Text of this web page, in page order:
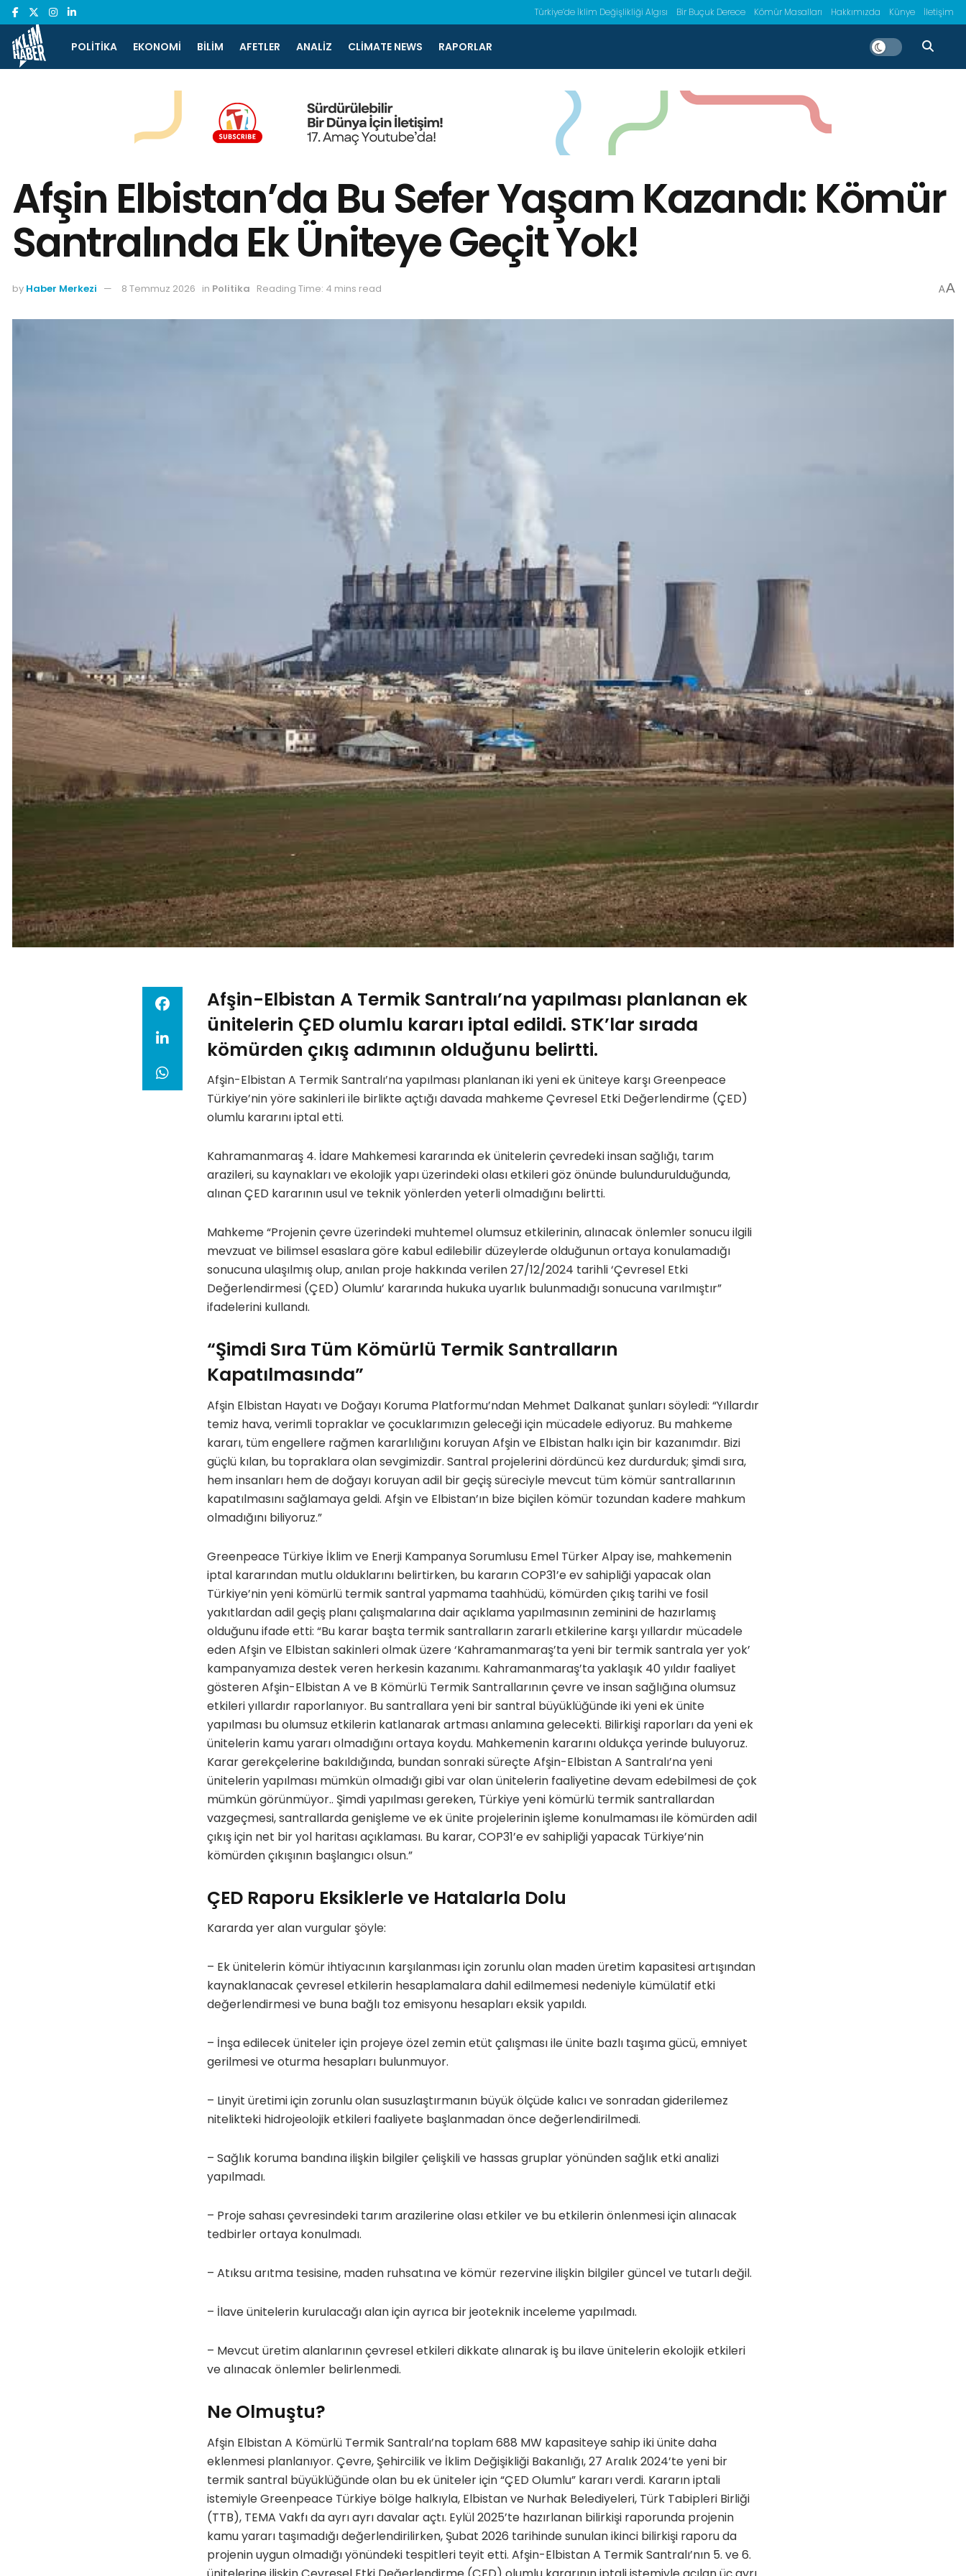
Türkiye’de İklim Değişlikliği Algısı Bir Buçuk Derece Kömür Masalları Hakkımızda Künye İletişim
POLITIKA EKONOMI BILIM AFETLER ANALIZ CLIMATE NEWS RAPORLAR
Afşin Elbistan’da Bu Sefer Yaşam Kazandı: Kömür
Santralında Ek Üniteye Geçit Yok!
by Haber Merkezi 8 Temmuz 2026 in Politika Reading Time: 4 mins read AA
Afşin-Elbistan A Termik Santralı’na yapılması planlanan ek
ünitelerin ÇED olumlu kararı iptal edildi. STK’lar sırada
kömürden çıkış adımının olduğunu belirtti.
Afşin-Elbistan A Termik Santralı’na yapılması planlanan iki yeni ek üniteye karşı Greenpeace
Türkiye’nin yöre sakinleri ile birlikte açtığı davada mahkeme Çevresel Etki Değerlendirme (ÇED)
olumlu kararını iptal etti.
Kahramanmaraş 4. İdare Mahkemesi kararında ek ünitelerin çevredeki insan sağlığı, tarım
arazileri, su kaynakları ve ekolojik yapı üzerindeki olası etkileri göz önünde bulundurulduğunda,
alınan ÇED kararının usul ve teknik yönlerden yeterli olmadığını belirtti.
Mahkeme “Projenin çevre üzerindeki muhtemel olumsuz etkilerinin, alınacak önlemler sonucu ilgili
mevzuat ve bilimsel esaslara göre kabul edilebilir düzeylerde olduğunun ortaya konulamadığı
sonucuna ulaşılmış olup, anılan proje hakkında verilen 27/12/2024 tarihli ‘Çevresel Etki
Değerlendirmesi (ÇED) Olumlu’ kararında hukuka uyarlık bulunmadığı sonucuna varılmıştır”
ifadelerini kullandı.
“Şimdi Sıra Tüm Kömürlü Termik Santralların
Kapatılmasında”
Afşin Elbistan Hayatı ve Doğayı Koruma Platformu’ndan Mehmet Dalkanat şunları söyledi: “Yıllardır
temiz hava, verimli topraklar ve çocuklarımızın geleceği için mücadele ediyoruz. Bu mahkeme
kararı, tüm engellere rağmen kararlılığını koruyan Afşin ve Elbistan halkı için bir kazanımdır. Bizi
güçlü kılan, bu topraklara olan sevgimizdir. Santral projelerini dördüncü kez durdurduk; şimdi sıra,
hem insanları hem de doğayı koruyan adil bir geçiş süreciyle mevcut tüm kömür santrallarının
kapatılmasını sağlamaya geldi. Afşin ve Elbistan’ın bize biçilen kömür tozundan kadere mahkum
olmadığını biliyoruz.”
Greenpeace Türkiye İklim ve Enerji Kampanya Sorumlusu Emel Türker Alpay ise, mahkemenin
iptal kararından mutlu olduklarını belirtirken, bu kararın COP31’e ev sahipliği yapacak olan
Türkiye’nin yeni kömürlü termik santral yapmama taahhüdü, kömürden çıkış tarihi ve fosil
yakıtlardan adil geçiş planı çalışmalarına dair açıklama yapılmasının zeminini de hazırlamış
olduğunu ifade etti: “Bu karar başta termik santralların zararlı etkilerine karşı yıllardır mücadele
eden Afşin ve Elbistan sakinleri olmak üzere ‘Kahramanmaraş’ta yeni bir termik santrala yer yok’
kampanyamıza destek veren herkesin kazanımı. Kahramanmaraş’ta yaklaşık 40 yıldır faaliyet
gösteren Afşin-Elbistan A ve B Kömürlü Termik Santrallarının çevre ve insan sağlığına olumsuz
etkileri yıllardır raporlanıyor. Bu santrallara yeni bir santral büyüklüğünde iki yeni ek ünite
yapılması bu olumsuz etkilerin katlanarak artması anlamına gelecekti. Bilirkişi raporları da yeni ek
ünitelerin kamu yararı olmadığını ortaya koydu. Mahkemenin kararını oldukça yerinde buluyoruz.
Karar gerekçelerine bakıldığında, bundan sonraki süreçte Afşin-Elbistan A Santralı’na yeni
ünitelerin yapılması mümkün olmadığı gibi var olan ünitelerin faaliyetine devam edebilmesi de çok
mümkün görünmüyor.. Şimdi yapılması gereken, Türkiye yeni kömürlü termik santrallardan
vazgeçmesi, santrallarda genişleme ve ek ünite projelerinin işleme konulmaması ile kömürden adil
çıkış için net bir yol haritası açıklaması. Bu karar, COP31’e ev sahipliği yapacak Türkiye’nin
kömürden çıkışının başlangıcı olsun.”
ÇED Raporu Eksiklerle ve Hatalarla Dolu
Kararda yer alan vurgular şöyle:
– Ek ünitelerin kömür ihtiyacının karşılanması için zorunlu olan maden üretim kapasitesi artışından
kaynaklanacak çevresel etkilerin hesaplamalara dahil edilmemesi nedeniyle kümülatif etki
değerlendirmesi ve buna bağlı toz emisyonu hesapları eksik yapıldı.
– İnşa edilecek üniteler için projeye özel zemin etüt çalışması ile ünite bazlı taşıma gücü, emniyet
gerilmesi ve oturma hesapları bulunmuyor.
– Linyit üretimi için zorunlu olan susuzlaştırmanın büyük ölçüde kalıcı ve sonradan giderilemez
nitelikteki hidrojeolojik etkileri faaliyete başlanmadan önce değerlendirilmedi.
– Sağlık koruma bandına ilişkin bilgiler çelişkili ve hassas gruplar yönünden sağlık etki analizi
yapılmadı.
– Proje sahası çevresindeki tarım arazilerine olası etkiler ve bu etkilerin önlenmesi için alınacak
tedbirler ortaya konulmadı.
– Atıksu arıtma tesisine, maden ruhsatına ve kömür rezervine ilişkin bilgiler güncel ve tutarlı değil.
– İlave ünitelerin kurulacağı alan için ayrıca bir jeoteknik inceleme yapılmadı.
– Mevcut üretim alanlarının çevresel etkileri dikkate alınarak iş bu ilave ünitelerin ekolojik etkileri
ve alınacak önlemler belirlenmedi.
Ne Olmuştu?
Afşin Elbistan A Kömürlü Termik Santralı’na toplam 688 MW kapasiteye sahip iki ünite daha
eklenmesi planlanıyor. Çevre, Şehircilik ve İklim Değişikliği Bakanlığı, 27 Aralık 2024’te yeni bir
termik santral büyüklüğünde olan bu ek üniteler için “ÇED Olumlu” kararı verdi. Kararın iptali
istemiyle Greenpeace Türkiye bölge halkıyla, Elbistan ve Nurhak Belediyeleri, Türk Tabipleri Birliği
(TTB), TEMA Vakfı da ayrı ayrı davalar açtı. Eylül 2025’te hazırlanan bilirkişi raporunda projenin
kamu yararı taşımadığı değerlendirilirken, Şubat 2026 tarihinde sunulan ikinci bilirkişi raporu da
projenin uygun olmadığı yönündeki tespitleri teyit etti. Afşin-Elbistan A Termik Santralı’nın 5. ve 6.